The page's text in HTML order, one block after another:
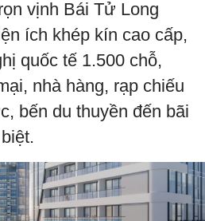
vịnh Bái Tử Long
ích khép kín cao cấp,
quốc tế 1.500 chỗ,
nhà hàng, rạp chiếu
bến du thuyền đến bãi